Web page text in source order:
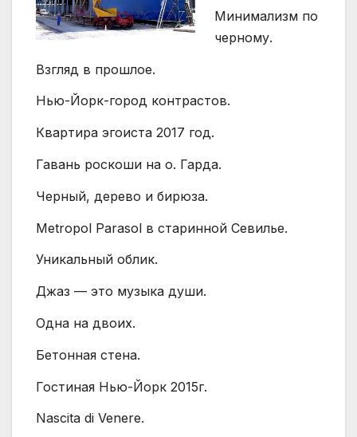
Минимализм по
черному.
Взгляд в прошлое.
Нью-Йорк-город контрастов.
Квартира эгоиста 2017 год.
Гавань роскоши на о. Гарда.
Черный, дерево и бирюза.
Metropol Parasol в старинной Севилье.
Уникальный облик.
Джаз — это музыка души.
Одна на двоих.
Бетонная стена.
Гостиная Нью-Йорк 2015г.
Nascita di Venere.